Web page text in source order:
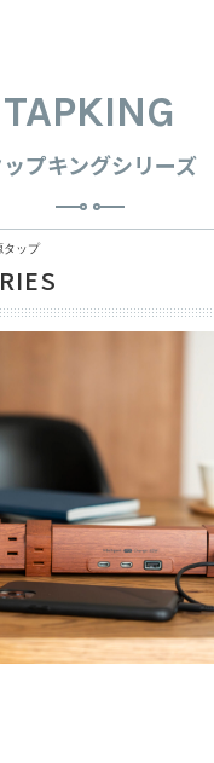
ポート(全3色）
ート(全2色）
し対応）
T5 AC6個 TypeC/A
T4 AC4個 TypeC/A
TAPKING
プキングシリーズ
タップ